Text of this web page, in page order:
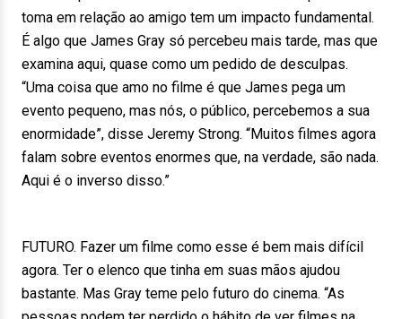
toma em relação ao amigo tem um impacto fundamental.
É algo que James Gray só percebeu mais tarde, mas que
examina aqui, quase como um pedido de desculpas.
“Uma coisa que amo no filme é que James pega um
evento pequeno, mas nós, o público, percebemos a sua
enormidade”, disse Jeremy Strong. “Muitos filmes agora
falam sobre eventos enormes que, na verdade, são nada.
Aqui é o inverso disso.”
FUTURO. Fazer um filme como esse é bem mais difícil
agora. Ter o elenco que tinha em suas mãos ajudou
bastante. Mas Gray teme pelo futuro do cinema. “As